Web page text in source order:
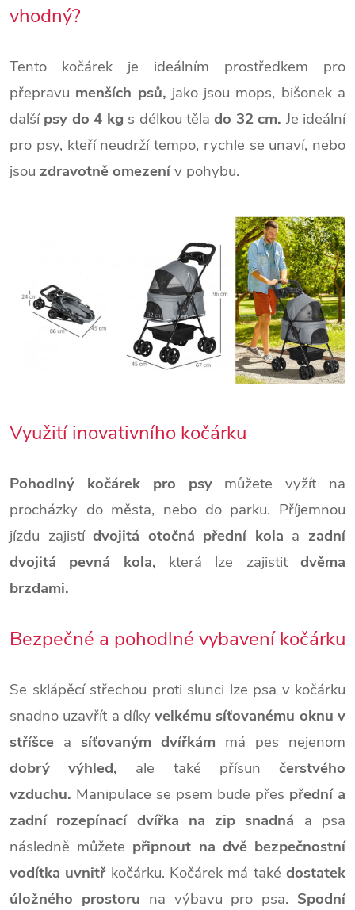
vhodný?
Tento kočárek je ideálním prostředkem pro
přepravu menších psů, jako jsou mops, bišonek a
dalšípsy do 4 kg s délkou tělado 32 cm. Je ideální
pro psy, kteří neudrží tempo, rychle se unaví, nebo
jsou zdravotně omezenív pohybu.
Využití inovativního kočárku
Pohodlný kočárek pro psymůžete vyžít na
procházky do města, nebo do parku. Příjemnou
jízdu zajistídvojitá otočná přední kola a zadní
dvojitá pevná kola, která lze zajistitdvěma
brzdami.
Bezpečné a pohodlné vybavení kočárku
Se sklápěcí střechou proti slunci lze psa v kočárku
snadno uzavřít a díkyvelkému síťovanému oknu v
stříšce a síťovaným dvířkám má pes nejenom
dobrý výhled, ale také přísunčerstvého
vzduchu. Manipulace se psem bude přes přední a
zadní rozepínací dvířka na zip snadná a psa
následně můžete připnout na dvě bezpečnostní
vodítka uvnitřkočárku. Kočárek má takédostatek
úložného prostoru na výbavu pro psa. Spodní